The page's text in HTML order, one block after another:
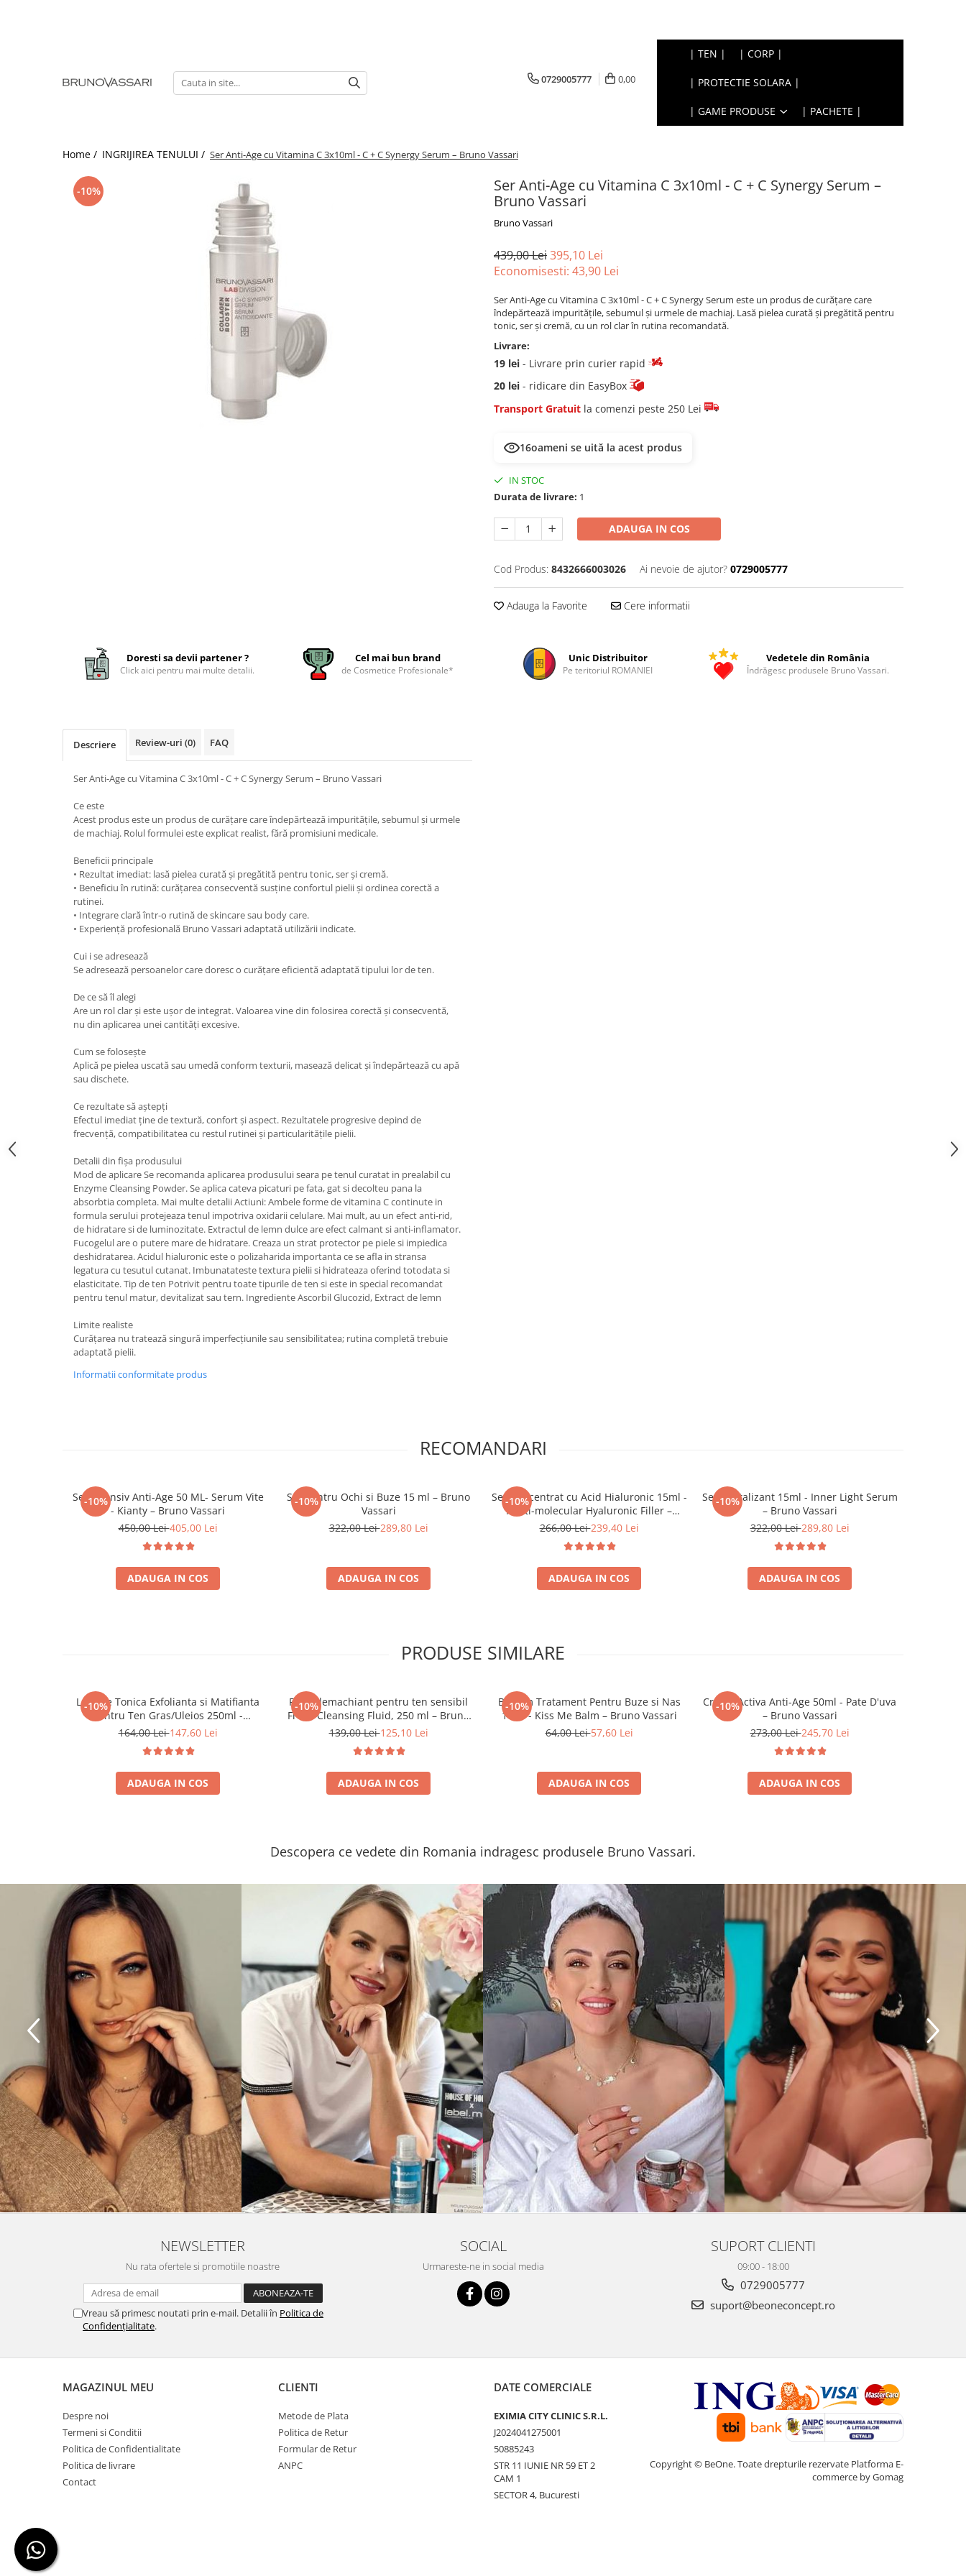
Kianty - Anti-Rid
Skin Comfort - Ten Sensibil
White - Pete Pigmentare
0729005777 0,00
| TEN | | CORP |
| PROTECTIE SOLARA |
| GAME PRODUSE | PACHETE |
Home / INGRIJIREA TENULUI / Ser Anti-Age cu Vitamina C 3x10ml - C + C Synergy Serum – Bruno Vassari
Ser Anti-Age cu Vitamina C 3x10ml - C + C Synergy Serum –
Bruno Vassari
Bruno Vassari
-10%
439,00 Lei395,10 Lei
Economisesti: 43,90 Lei
Ser Anti-Age cu Vitamina C 3x10ml - C + C Synergy Serum este un produs de curățare care
îndepărtează impuritățile, sebumul și urmele de machiaj. Lasă pielea curată și pregătită pentru
tonic, ser și cremă, cu un rol clar în rutina recomandată.
Livrare:
19 lei - Livrare prin curier rapid
20 lei - ridicare din EasyBox
Transport Gratuit la comenzi peste 250 Lei
16oameni se uită la acest produs
IN STOC
Durata de livrare: 1
ADAUGA IN COS
Cod Produs: 8432666003026 Ai nevoie de ajutor? 0729005777
Adauga la Favorite Cere informatii
Doresti sa devii partener ?
Click aici pentru mai multe detalii.
Cel mai bun brand
de Cosmetice Profesionale*
Unic Distribuitor
Pe teritoriul ROMANIEI
Vedetele din România
Îndrăgesc produsele Bruno Vassari.
Descriere Review-uri (0) FAQ
Ser Anti-Age cu Vitamina C 3x10ml - C + C Synergy Serum – Bruno Vassari
Ce este
Acest produs este un produs de curățare care îndepărtează impuritățile, sebumul și urmele
de machiaj. Rolul formulei este explicat realist, fără promisiuni medicale.
Beneficii principale
• Rezultat imediat: lasă pielea curată și pregătită pentru tonic, ser și cremă.
• Beneficiu în rutină: curățarea consecventă susține confortul pielii și ordinea corectă a
rutinei.
• Integrare clară într-o rutină de skincare sau body care.
• Experiență profesională Bruno Vassari adaptată utilizării indicate.
Cui i se adresează
Se adresează persoanelor care doresc o curățare eficientă adaptată tipului lor de ten.
De ce să îl alegi
Are un rol clar și este ușor de integrat. Valoarea vine din folosirea corectă și consecventă,
nu din aplicarea unei cantități excesive.
Cum se folosește
Aplică pe pielea uscată sau umedă conform texturii, masează delicat și îndepărtează cu apă
sau dischete.
Ce rezultate să aștepți
Efectul imediat ține de textură, confort și aspect. Rezultatele progresive depind de
frecvență, compatibilitatea cu restul rutinei și particularitățile pielii.
Detalii din fișa produsului
Mod de aplicare Se recomanda aplicarea produsului seara pe tenul curatat in prealabil cu
Enzyme Cleansing Powder. Se aplica cateva picaturi pe fata, gat si decolteu pana la
absorbtia completa. Mai multe detalii Actiuni: Ambele forme de vitamina C continute in
formula serului protejeaza tenul impotriva oxidarii celulare. Mai mult, au un efect anti-rid,
de hidratare si de luminozitate. Extractul de lemn dulce are efect calmant si anti-inflamator.
Fucogelul are o putere mare de hidratare. Creaza un strat protector pe piele si impiedica
deshidratarea. Acidul hialuronic este o polizaharida importanta ce se afla in stransa
legatura cu tesutul cutanat. Imbunatateste textura pielii si hidrateaza oferind totodata si
elasticitate. Tip de ten Potrivit pentru toate tipurile de ten si este in special recomandat
pentru tenul matur, devitalizat sau tern. Ingrediente Ascorbil Glucozid, Extract de lemn
Limite realiste
Curățarea nu tratează singură imperfecțiunile sau sensibilitatea; rutina completă trebuie
adaptată pielii.
Informatii conformitate produs
RECOMANDARI
-10%
Ser Intensiv Anti-Age 50 ML- Serum Vite
- Kianty – Bruno Vassari
450,00 Lei405,00 Lei
ADAUGA IN COS
-10%
Ser Pentru Ochi si Buze 15 ml – Bruno
Vassari
322,00 Lei289,80 Lei
ADAUGA IN COS
-10%
Ser Concentrat cu Acid Hialuronic 15ml -
Multi-molecular Hyaluronic Filler –
Bruno Vassari
266,00 Lei239,40 Lei
ADAUGA IN COS
-10%
Ser revitalizant 15ml - Inner Light Serum
– Bruno Vassari
322,00 Lei289,80 Lei
ADAUGA IN COS
PRODUSE SIMILARE
-10%
Lotiune Tonica Exfolianta si Matifianta
Pentru Ten Gras/Uleios 250ml -
Balancing Toner Pure Solution – Bruno
164,00 Lei147,60 Lei
ADAUGA IN COS
-10%
Fluid demachiant pentru ten sensibil
Fresh Cleansing Fluid, 250 ml – Bruno
Vassari
139,00 Lei125,10 Lei
ADAUGA IN COS
-10%
Balsam Tratament Pentru Buze si Nas
10ml - Kiss Me Balm – Bruno Vassari
64,00 Lei57,60 Lei
ADAUGA IN COS
-10%
Crema Activa Anti-Age 50ml - Pate D'uva
– Bruno Vassari
273,00 Lei245,70 Lei
ADAUGA IN COS
Descopera ce vedete din Romania indragesc produsele Bruno Vassari.
NEWSLETTER
Nu rata ofertele si promotiile noastre
Vreau să primesc noutati prin e-mail. Detalii în Politica de
Confidențialitate.
SOCIAL
Urmareste-ne in social media
SUPORT CLIENTI
09:00 - 18:00
0729005777
suport@beoneconcept.ro
MAGAZINUL MEU
Despre noi
Termeni si Conditii
Politica de Confidentialitate
Politica de livrare
Contact
CLIENTI
Metode de Plata
Politica de Retur
Formular de Retur
ANPC
DATE COMERCIALE
EXIMIA CITY CLINIC S.R.L.
J2024041275001
50885243
STR 11 IUNIE NR 59 ET 2
CAM 1
SECTOR 4, Bucuresti
Copyright © BeOne. Toate drepturile rezervate Platforma E-
commerce by Gomag